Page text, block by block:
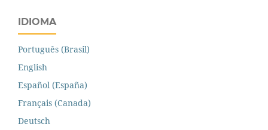
IDIOMA
Português (Brasil)
English
Español (España)
Français (Canada)
Deutsch